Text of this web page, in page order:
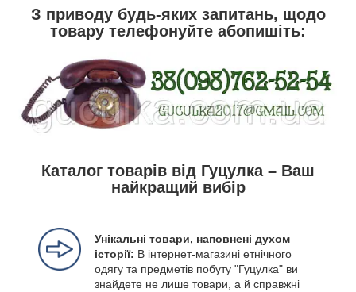
З приводу будь-яких запитань, щодо
товару телефонуйте абопишіть:
Каталог товарів від Гуцулка – Ваш
найкращий вибір
Унікальні товари, наповнені духом
історії: В інтернет-магазині етнічного
одягу та предметів побуту "Гуцулка" ви
знайдете не лише товари, а й справжні